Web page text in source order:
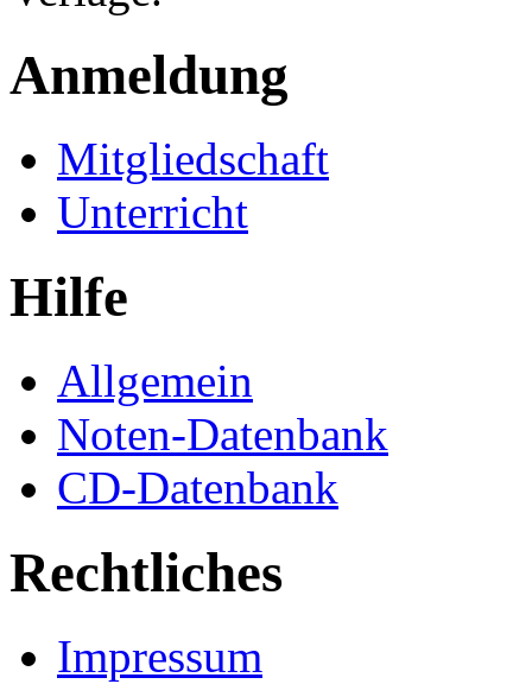
Anmeldung
Mitgliedschaft
Unterricht
Hilfe
Allgemein
Noten-Datenbank
CD-Datenbank
Rechtliches
Impressum